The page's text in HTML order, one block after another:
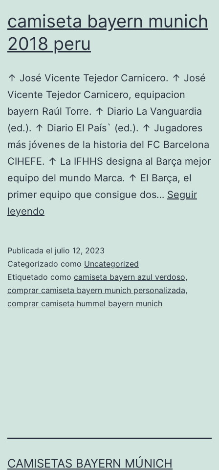
camiseta bayern munich
2018 peru
↑ José Vicente Tejedor Carnicero. ↑ José
Vicente Tejedor Carnicero, equipacion
bayern Raúl Torre. ↑ Diario La Vanguardia
(ed.). ↑ Diario El País` (ed.). ↑ Jugadores
más jóvenes de la historia del FC Barcelona
CIHEFE. ↑ La IFHHS designa al Barça mejor
equipo del mundo Marca. ↑ El Barça, el
primer equipo que consigue dos… Seguir
leyendo
2018
peru
Publicada el julio 12, 2023
Categorizado como Uncategorized
Etiquetado como camiseta bayern azul verdoso,
comprar camiseta bayern munich personalizada,
comprar camiseta hummel bayern munich
CAMISETAS BAYERN MÚNICH